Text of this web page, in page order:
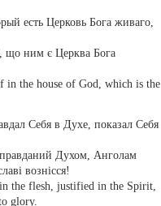
есть Церковь Бога живаго,
що ним є Церква Бога
in the house of God, which is the
Себя в Духе, показал Себя
Духом, Анголам
вознісся!
the flesh, justified in the Spirit,
glory.